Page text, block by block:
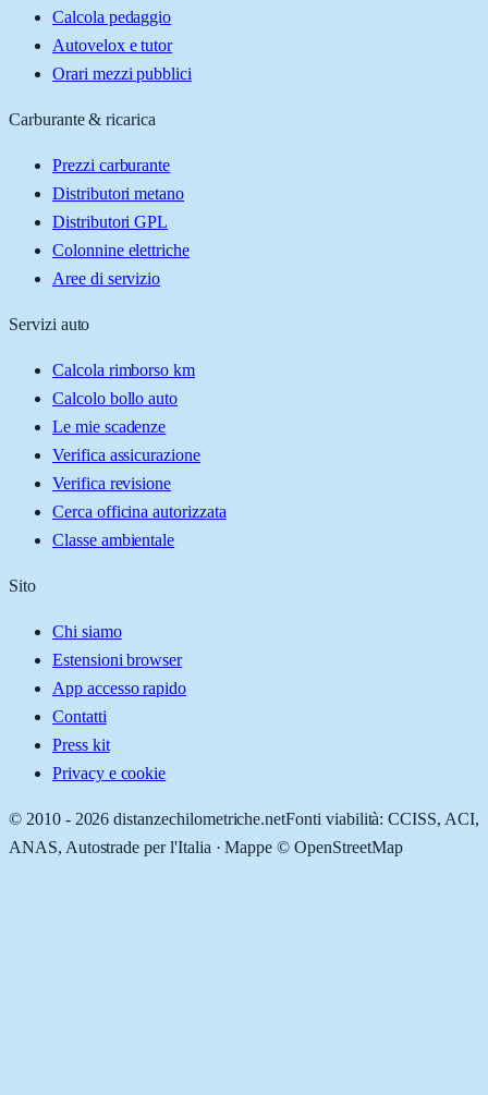
Calcola pedaggio
Autovelox e tutor
Orari mezzi pubblici
Carburante & ricarica
Prezzi carburante
Distributori metano
Distributori GPL
Colonnine elettriche
Aree di servizio
Servizi auto
Calcola rimborso km
Calcolo bollo auto
Le mie scadenze
Verifica assicurazione
Verifica revisione
Cerca officina autorizzata
Classe ambientale
Sito
Chi siamo
Estensioni browser
App accesso rapido
Contatti
Press kit
Privacy e cookie
© 2010 - 2026 distanzechilometriche.netFonti viabilità: CCISS, ACI,
ANAS, Autostrade per l'Italia · Mappe © OpenStreetMap